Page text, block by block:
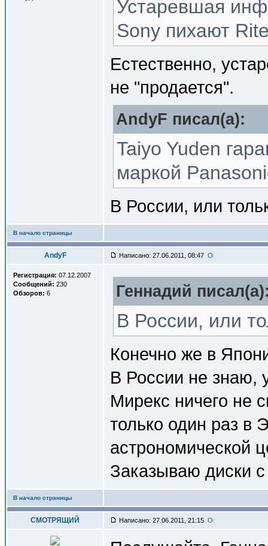
Устаревшая
Sony пихают
Естественно,
не "продается".
AndyF писал(a):
Taiyo Yuden
маркой
В России, или
В начало страницы
AndyF Написано: 27.06.2011, 08:47
Регистрация: 07.12.2007
Сообщений: 230
Обзоров: 6 Геннадий
В России, или
Конечно же в
В России не знаю,
Мирекс ничего не
только один раз в
астрономической
Заказываю диски
В начало страницы
СМОТРЯЩИЙ Написано: 27.06.2011, 21:15